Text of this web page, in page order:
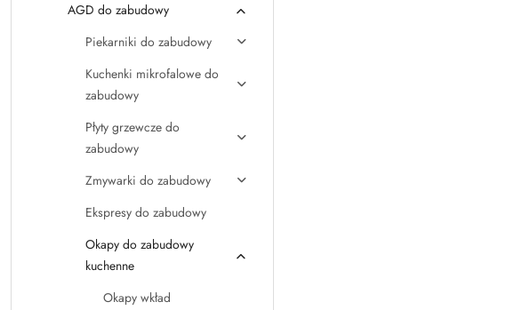
AGD do zabudowy
Piekarniki do zabudowy
Kuchenki mikrofalowe do
zabudowy
Płyty grzewcze do
zabudowy
Zmywarki do zabudowy
Ekspresy do zabudowy
Okapy do zabudowy
kuchenne
Okapy wkład